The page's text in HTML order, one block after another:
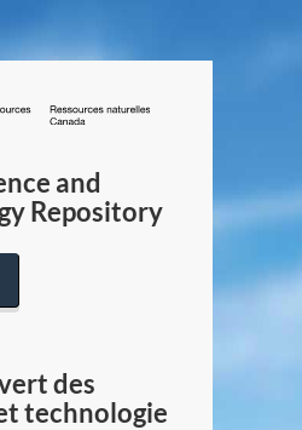
/
Canada
and
Repository
des
technologie